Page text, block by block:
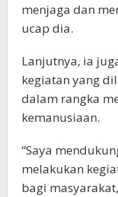
menjaga dan
ucap dia.
Lanjutnya, ia
kegiatan yang
dalam rangka
kemanusiaan.
“Saya
melakukan
bagi